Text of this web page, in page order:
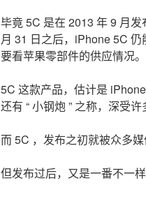
毕竟 5C 是在 2013 年 9 月
月 31 日之后，iPhone 5C
要看苹果零部件的供应情况。
5C 这款产品，估计是
还有 “ 小钢炮 ” 之称，深受
而 5C ，发布之初就被众多媒
但发布过后，又是一番不一样